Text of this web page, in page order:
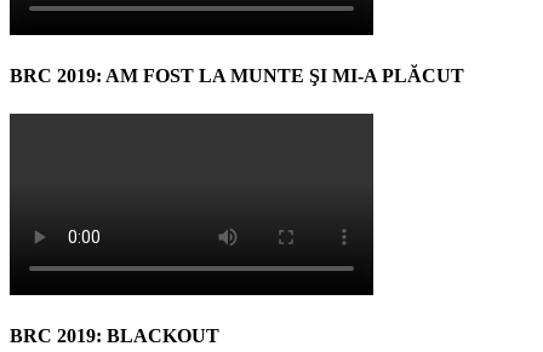
BRC 2019: AM FOST LA MUNTE ŞI MI-A PLĂCUT
BRC 2019: BLACKOUT